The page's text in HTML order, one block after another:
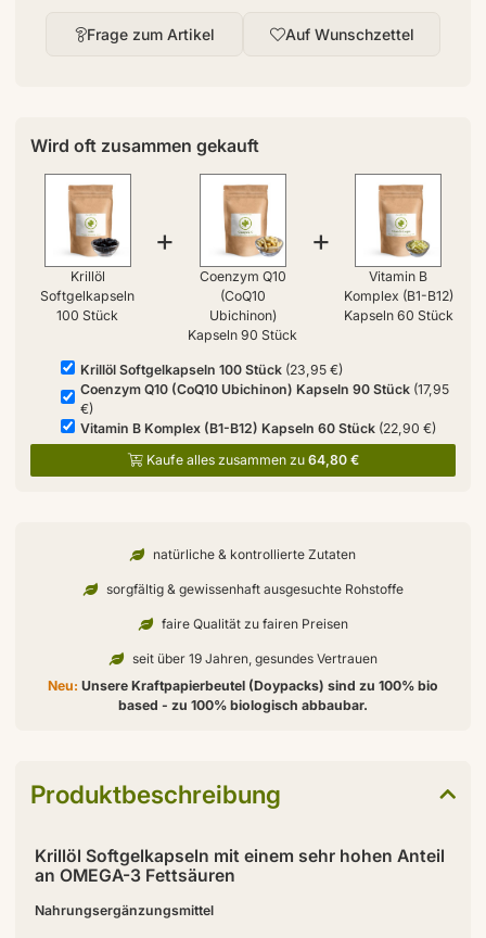
Frage zum Artikel Auf Wunschzettel
Wird oft zusammen gekauft
Krillöl
Softgelkapseln
100 Stück
+
Coenzym Q10
(CoQ10
Ubichinon)
Kapseln 90 Stück
+
Vitamin B
Komplex (B1-B12)
Kapseln 60 Stück
Krillöl Softgelkapseln 100 Stück(23,95 €)
Coenzym Q10 (CoQ10 Ubichinon) Kapseln 90 Stück(17,95
€)
Vitamin B Komplex (B1-B12) Kapseln 60 Stück(22,90 €)
Kaufe alles zusammen zu 64,80 €
natürliche & kontrollierte Zutaten
sorgfältig & gewissenhaft ausgesuchte Rohstoffe
faire Qualität zu fairen Preisen
seit über 19 Jahren, gesundes Vertrauen
Neu: Unsere Kraftpapierbeutel (Doypacks) sind zu 100% bio
based - zu 100% biologisch abbaubar.
Produktbeschreibung
Krillöl Softgelkapseln mit einem sehr hohen Anteil
an OMEGA-3 Fettsäuren
Nahrungsergänzungsmittel